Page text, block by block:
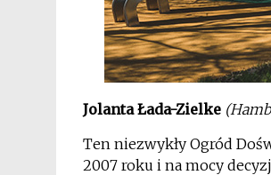
Jolanta Łada-Zielke
Ten niezwykły Ogród
2007 roku i na mocy